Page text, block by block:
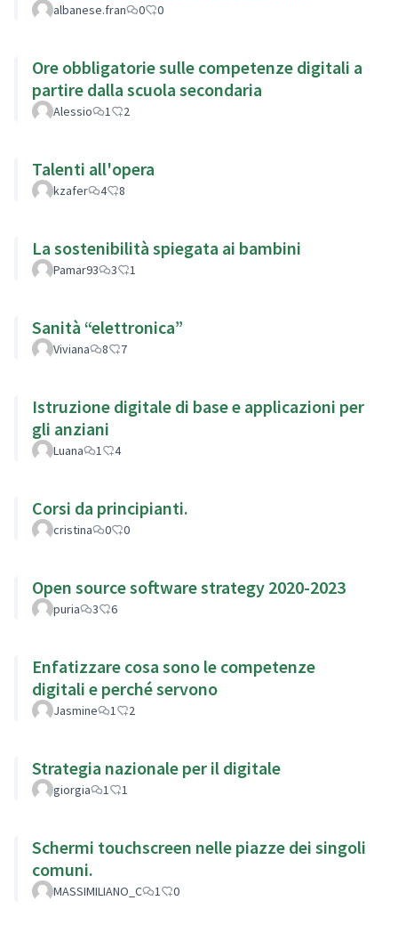
albanese.fran 0 0
Ore obbligatorie sulle competenze digitali a
partire dalla scuola secondaria
Alessio 1 2
Talenti all'opera
kzafer 4 8
La sostenibilità spiegata ai bambini
Pamar93 3 1
Sanità “elettronica”
Viviana 8 7
Istruzione digitale di base e applicazioni per
gli anziani
Luana 1 4
Corsi da principianti.
cristina 0 0
Open source software strategy 2020-2023
puria 3 6
Enfatizzare cosa sono le competenze
digitali e perché servono
Jasmine 1 2
Strategia nazionale per il digitale
giorgia 1 1
Schermi touchscreen nelle piazze dei singoli
comuni.
MASSIMILIANO_C 1 0